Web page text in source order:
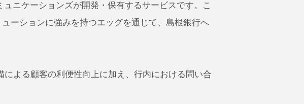
ニケーションズが開発・保有するサービスです。こ
ーションに強みを持つエッグを通じて、島根銀行へ
よる顧客の利便性向上に加え、行内における問い合